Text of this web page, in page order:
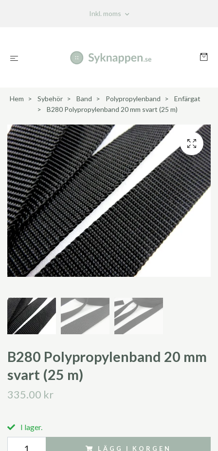
Inkl. moms
Hem Sybehör Band Polypropylenband
Enfärgat
B280 Polypropylenband 20 mm svart (25 m)
B280 Polypropylenband 20 mm
svart (25 m)
335.00 kr
I lager.
LÄGG I KORGEN